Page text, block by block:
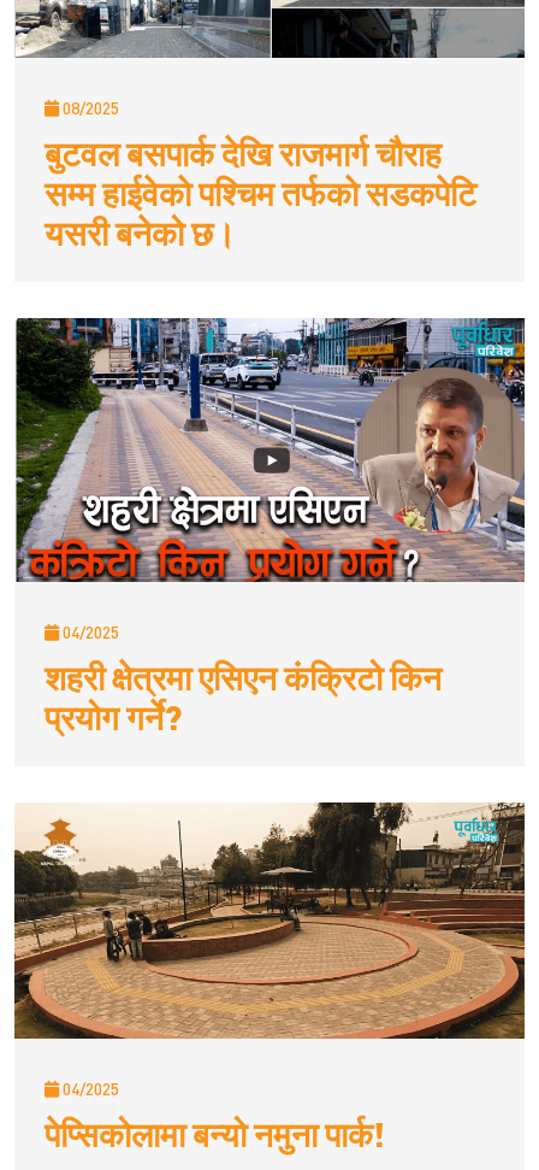
08/2025
बुटवल बसपार्क देखि राजमार्ग चौराह
सम्म हाईवेकाे पश्चिम तर्फकाे सडकपेटि
यसरी बनेको छ।
04/2025
शहरी क्षेत्रमा एसिएन कंक्रिटो किन
प्रयोग गर्ने?
04/2025
पेप्सिकोलामा बन्यो नमुना पार्क!